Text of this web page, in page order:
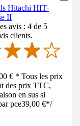
Hitachi HIT-
II
avis : 4 de 5
clients.
€ * Tous les prix
des prix TTC,
en sus si
pce39,00 €*/